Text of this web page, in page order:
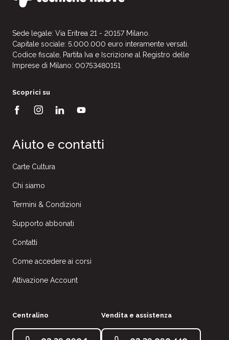
Sede legale: Via Eritrea 21 - 20157 Milano.
Capitale sociale: 5.000.000 euro interamente versati.
Codice fiscale, Partita Iva e Iscrizione al Registro delle
Imprese di Milano: 00753480151
Scoprici su
Aiuto e contatti
Carte Cultura
Chi siamo
Termini & Condizioni
Supporto abbonati
Contatti
Come accedere ai corsi
Attivazione Account
Centralino Vendita e assistenza